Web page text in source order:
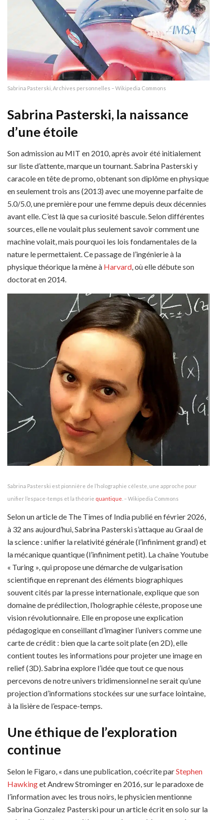
Sabrina Pasterski, Archives personnelles – Wikipedia Commons
Sabrina Pasterski, la naissance
d’une étoile
Son admission au MIT en 2010, après avoir été initialement
sur liste d’attente, marque un tournant. Sabrina Pasterski y
caracole en tête de promo, obtenant son diplôme en physique
en seulement trois ans (2013) avec une moyenne parfaite de
5.0/5.0, une première pour une femme depuis deux décennies
avant elle. C’est là que sa curiosité bascule. Selon différentes
sources, elle ne voulait plus seulement savoir comment une
machine volait, mais pourquoi les lois fondamentales de la
nature le permettaient. Ce passage de l’ingénierie à la
physique théorique la mène à Harvard, où elle débute son
doctorat en 2014.
Sabrina Pasterski est pionnière de l’holographie céleste, une approche pour
unifier l’espace-temps et la théorie quantique . – Wikipedia Commons
Selon un article de The Times of India publié en février 2026,
à 32 ans aujourd’hui, Sabrina Pasterski s’attaque au Graal de
la science : unifier la relativité générale (l’infiniment grand) et
la mécanique quantique (l’infiniment petit). La chaîne Youtube
« Turing », qui propose une démarche de vulgarisation
scientifique en reprenant des éléments biographiques
souvent cités par la presse internationale, explique que son
domaine de prédilection, l’holographie céleste, propose une
vision révolutionnaire. Elle en propose une explication
pédagogique en conseillant d’imaginer l’univers comme une
carte de crédit : bien que la carte soit plate (en 2D), elle
contient toutes les informations pour projeter une image en
relief (3D). Sabrina explore l’idée que tout ce que nous
percevons de notre univers tridimensionnel ne serait qu’une
projection d’informations stockées sur une surface lointaine,
à la lisière de l’espace-temps.
Une éthique de l’exploration
continue
Selon le Figaro, « dans une publication, coécrite parStephen
Hawkinget Andrew Strominger en 2016, sur le paradoxe de
l’information avec les trous noirs, le physicien mentionne
Sabrina Gonzalez Pasterski pour un article écrit en solo sur la